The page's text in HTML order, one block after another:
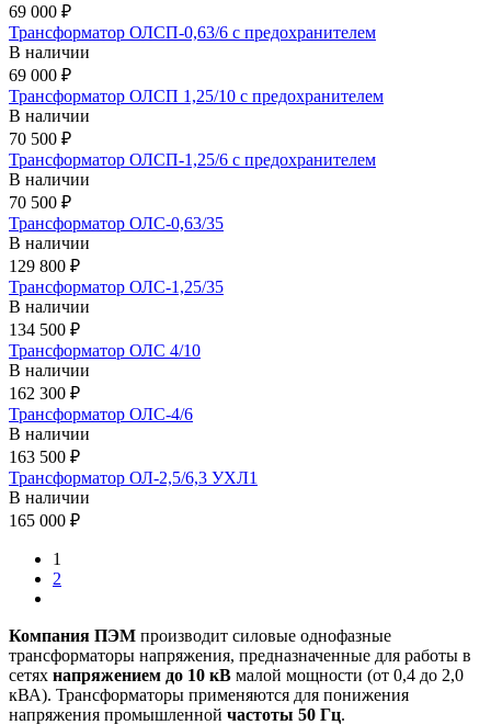
69 000 ₽
Трансформатор ОЛСП-0,63/6 с предохранителем
В наличии
69 000 ₽
Трансформатор ОЛСП 1,25/10 с предохранителем
В наличии
70 500 ₽
Трансформатор ОЛСП-1,25/6 с предохранителем
В наличии
70 500 ₽
Трансформатор ОЛС-0,63/35
В наличии
129 800 ₽
Трансформатор ОЛС-1,25/35
В наличии
134 500 ₽
Трансформатор ОЛС 4/10
В наличии
162 300 ₽
Трансформатор ОЛС-4/6
В наличии
163 500 ₽
Трансформатор ОЛ-2,5/6,3 УХЛ1
В наличии
165 000 ₽
1
2
Компания ПЭМ производит cиловые однофазные
трансформаторы напряжения, предназначенные для работы в
сетях напряжением до 10 кВ малой мощности (от 0,4 до 2,0
кВА). Трансформаторы применяются для понижения
напряжения промышленной частоты 50 Гц.